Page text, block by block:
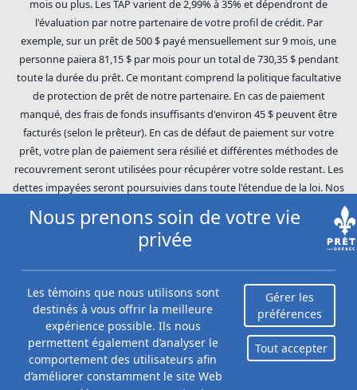
mois ou plus. Les TAP varient de 2,99% à 35% et dépendront de
l'évaluation par notre partenaire de votre profil de crédit. Par
exemple, sur un prêt de 500 $ payé mensuellement sur 9 mois, une
personne paiera 81,15 $ par mois pour un total de 730,35 $ pendant
toute la durée du prêt. Ce montant comprend la politique facultative
de protection de prêt de notre partenaire. En cas de paiement
manqué, des frais de fonds insuffisants d'environ 45 $ peuvent être
facturés (selon le prêteur). En cas de défaut de paiement sur votre
prêt, votre plan de paiement sera résilié et différentes méthodes de
recouvrement seront utilisées pour récupérer votre solde restant. Les
dettes impayées seront poursuivies dans toute l'étendue de la loi. Nos
Québec (Loans Canada) n'est pas affilié à Equifax Canada Co., sa
société mère, ses filiales ou ses sociétés affiliées (collectivement,
Score du risque Equifax, cependant, Equifax n'approuve, ne garantit ni
ne recommande aucun des produits, services ou contenus de ce site
Web. Pour plus d'informations sur Equifax, le Score du risque Equifax
et/ou les rapports de crédit d'Equifax, veuillez visiter le site Web
officiel d'Equifax Canada Co. à
Nous prenons soin de votre vie
privée
Les témoins que nous utilisons sont
destinés à vous offrir la meilleure
expérience possible. Ils nous
permettent également d’analyser le
comportement des utilisateurs afin
d’améliorer constamment le site Web
Gérer les
préférences
Tout accepter